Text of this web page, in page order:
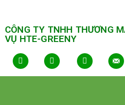
CÔNG TY TNHH THƯƠNG
VỤ HTE-GREENY